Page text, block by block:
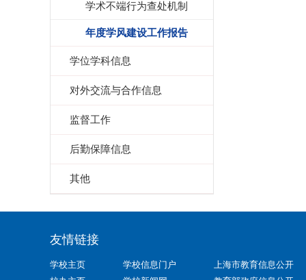
学术不端行为查处机制
年度学风建设工作报告
学位学科信息
对外交流与合作信息
监督工作
后勤保障信息
其他
友情链接
学校主页 学校信息门户
上海市教育信息公开